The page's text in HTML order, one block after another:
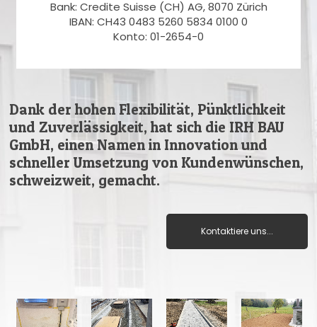
Bank: Credite Suisse (CH) AG, 8070 Zürich
IBAN: CH43 0483 5260 5834 0100 0
Konto: 01-2654-0
Dank der hohen Flexibilität, Pünktlichkeit
und Zuverlässigkeit, hat sich die IRH BAU
GmbH, einen Namen in Innovation und
schneller Umsetzung von Kundenwünschen,
schweizweit, gemacht.
Kontaktiere uns...